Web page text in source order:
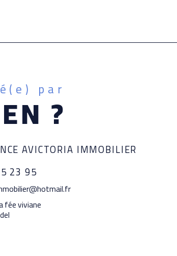
par
?
AVICTORIA IMMOBILIER
23 95
fée viviane